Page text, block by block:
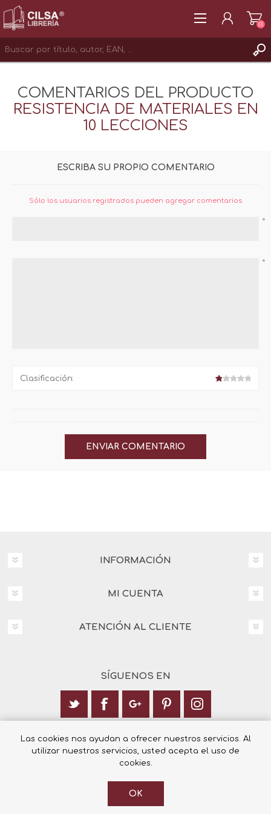
INICIAR SESIÓN
(0)
COMENTARIOS DEL PRODUCTO
RESISTENCIA DE MATERIALES EN
10 LECCIONES
ESCRIBA SU PROPIO COMENTARIO
Sólo los usuarios registrados pueden agregar comentarios
*
*
Clasificación:
INFORMACIÓN
MI CUENTA
ATENCIÓN AL CLIENTE
SÍGUENOS EN
Calle Italia 6, 03003 Alicante
+34 965 12 23 55
Las cookies nos ayudan a ofrecer nuestros servicios. Al
utilizar nuestros servicios, usted acepta el uso de
cookies.
OK